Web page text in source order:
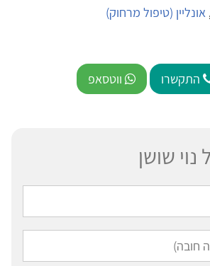
אונליין (טיפול מרחוק)
התקשרו ווטסאפ
נוי שושן